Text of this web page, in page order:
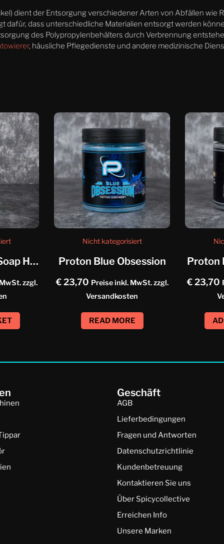
dient der Entsorgung verschiedener Arten von Abfällen wie
dafür, dass unterschiedliche Materialien entsorgt werden
des Polypropylenbehälters durch Verbrennung
, häusliche Pflegedienste und andere medizinische
Panthera Foam Soap Helix
zzgl.
Nicht kategorisiert
Proton Blue Obsession
€23,70 Preise inkl. MwSt. zzgl.
Versandkosten
READ MORE
Proton
€23,70
Geschäft
AGB
Lieferbedingungen
Fragen und Antworten
Datenschutzrichtlinie
Kundenbetreuung
Kontaktieren Sie uns
Über Spicycollective
Erreichen Info
Unsere Marken